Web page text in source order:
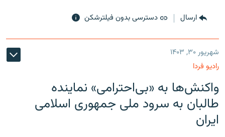
ارسال دسترسی بدون فیلترشکن
شهریور ۳۰, ۱۴۰۳
رادیو فردا
واکنش‌ها به «بی‌احترامی» نماینده
طالبان به سرود ملی جمهوری اسلامی
ایران